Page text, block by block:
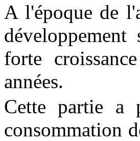
A l'époque de
forte
années.
Cette partie a
consommation